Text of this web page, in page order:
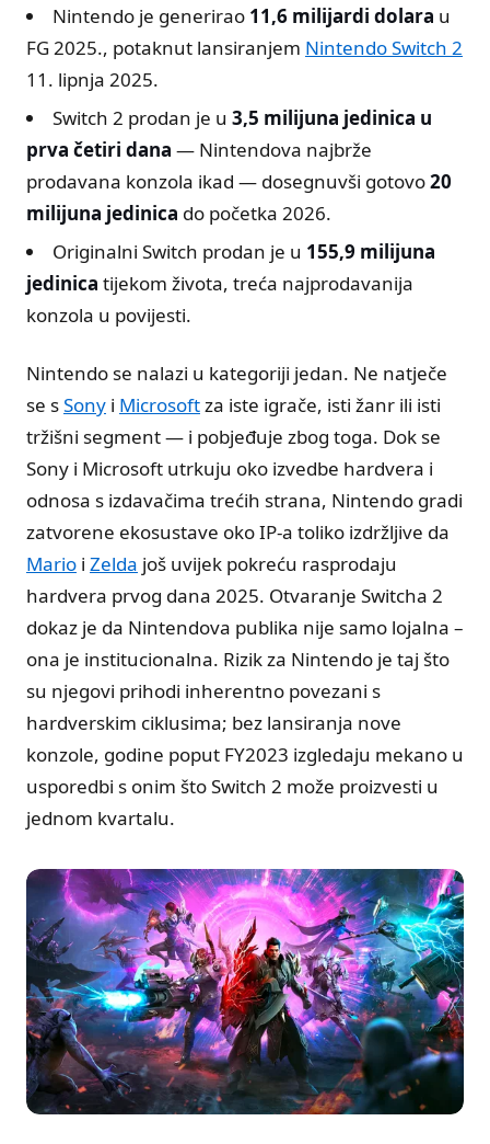
Nintendo je generirao 11,6 milijardi dolara u
FG 2025., potaknut lansiranjem Nintendo Switch 2
11. lipnja 2025.
Switch 2 prodan je u 3,5 milijuna jedinica u
prva četiri dana — Nintendova najbrže
prodavana konzola ikad — dosegnuvši gotovo20
milijuna jedinica do početka 2026.
Originalni Switch prodan je u 155,9 milijuna
jedinica tijekom života, treća najprodavanija
konzola u povijesti.
Nintendo se nalazi u kategoriji jedan. Ne natječe
se sSony i Microsoftza iste igrače, isti žanr ili isti
tržišni segment — i pobjeđuje zbog toga. Dok se
Sony i Microsoft utrkuju oko izvedbe hardvera i
odnosa s izdavačima trećih strana, Nintendo gradi
zatvorene ekosustave oko IP-a toliko izdržljive da
Mario i Zelda još uvijek pokreću rasprodaju
hardvera prvog dana 2025. Otvaranje Switcha 2
dokaz je da Nintendova publika nije samo lojalna –
ona je institucionalna. Rizik za Nintendo je taj što
su njegovi prihodi inherentno povezani s
hardverskim ciklusima; bez lansiranja nove
konzole, godine poput FY2023 izgledaju mekano u
usporedbi s onim što Switch 2 može proizvesti u
jednom kvartalu.